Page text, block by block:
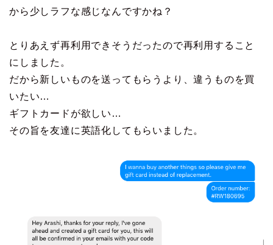
から少しラフな感じなんですかね？
とりあえず再利用できそうだったので再利用すること
にしました。
だから新しいものを送ってもらうより、違うものを買
いたい…
ギフトカードが欲しい…
その旨を友達に英語化してもらいました。